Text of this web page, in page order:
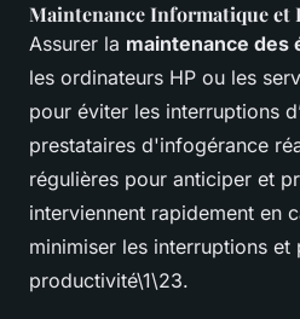
Maintenance Informatique et
Assurer la maintenance des
les ordinateurs HP ou les
pour éviter les interruptions
prestataires d'infogérance
régulières pour anticiper et
interviennent rapidement en
minimiser les interruptions et
productivité\1\23.